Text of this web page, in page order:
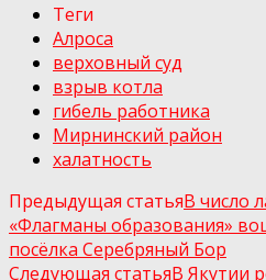
Теги
Алроса
верховный суд
взрыв котла
гибель работника
Мирнинский район
халатность
Предыдущая статьяВ число
«Флагманы образования»
посёлка Серебряный Бор
Следующая статьяВ Якутии